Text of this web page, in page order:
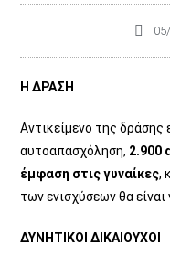
Η ΔΡΑΣΗ
Αντικείμενο της δράσης
αυτοαπασχόληση, 2.900
έμφαση στις γυναίκες,
των ενισχύσεων θα είναι
ΔΥΝΗΤΙΚΟΙ ΔΙΚΑΙΟΥΧΟΙ